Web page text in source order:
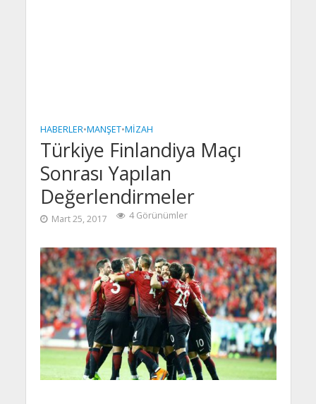
HABERLER•MANŞET•MIZAH
Türkiye Finlandiya Maçı
Sonrası Yapılan
Değerlendirmeler
Mart 25, 2017 4 Görünümler